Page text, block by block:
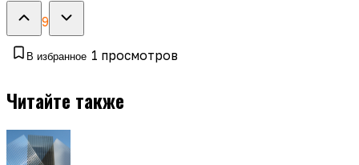
9
В избранное 1 просмотров
Читайте также